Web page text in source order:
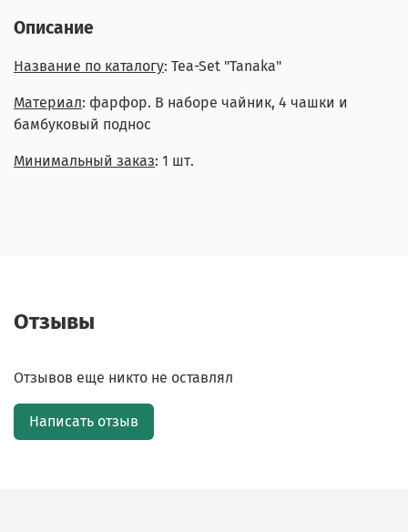
Описание
Название по каталогу: Tea-Set "Tanaka"
Материал: фарфор. В наборе чайник, 4 чашки и
бамбуковый поднос
Минимальный заказ: 1 шт.
Отзывы
Отзывов еще никто не оставлял
Написать отзыв